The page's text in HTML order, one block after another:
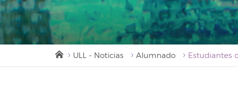
ULL - Noticias Alumnado